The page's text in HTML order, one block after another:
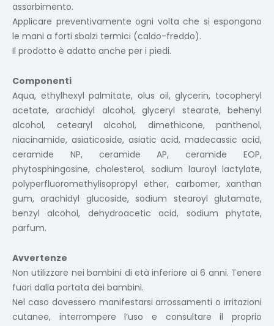
assorbimento.
Applicare preventivamente ogni volta che si espongono
le mani a forti sbalzi termici (caldo-freddo).
Il prodotto è adatto anche per i piedi.
Componenti
Aqua, ethylhexyl palmitate, olus oil, glycerin, tocopheryl
acetate, arachidyl alcohol, glyceryl stearate, behenyl
alcohol, cetearyl alcohol, dimethicone, panthenol,
niacinamide, asiaticoside, asiatic acid, madecassic acid,
ceramide NP, ceramide AP, ceramide EOP,
phytosphingosine, cholesterol, sodium lauroyl lactylate,
polyperfluoromethylisopropyl ether, carbomer, xanthan
gum, arachidyl glucoside, sodium stearoyl glutamate,
benzyl alcohol, dehydroacetic acid, sodium phytate,
parfum.
Avvertenze
Non utilizzare nei bambini di età inferiore ai 6 anni. Tenere
fuori dalla portata dei bambini.
Nel caso dovessero manifestarsi arrossamenti o irritazioni
cutanee, interrompere l’uso e consultare il proprio